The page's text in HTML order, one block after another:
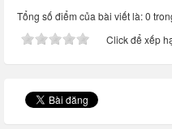
Tổng số điểm của bài viết là: 0
Click để xếp